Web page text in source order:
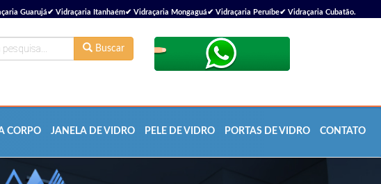
Guarujá✔ Vidraçaria Itanhaém✔ Vidraçaria Mongaguá✔ Vidraçaria Peruíbe✔ Vidraçaria Cubatão.
Buscar
CORPO JANELA DE VIDRO PELE DE VIDRO PORTAS DE VIDRO CONTATO